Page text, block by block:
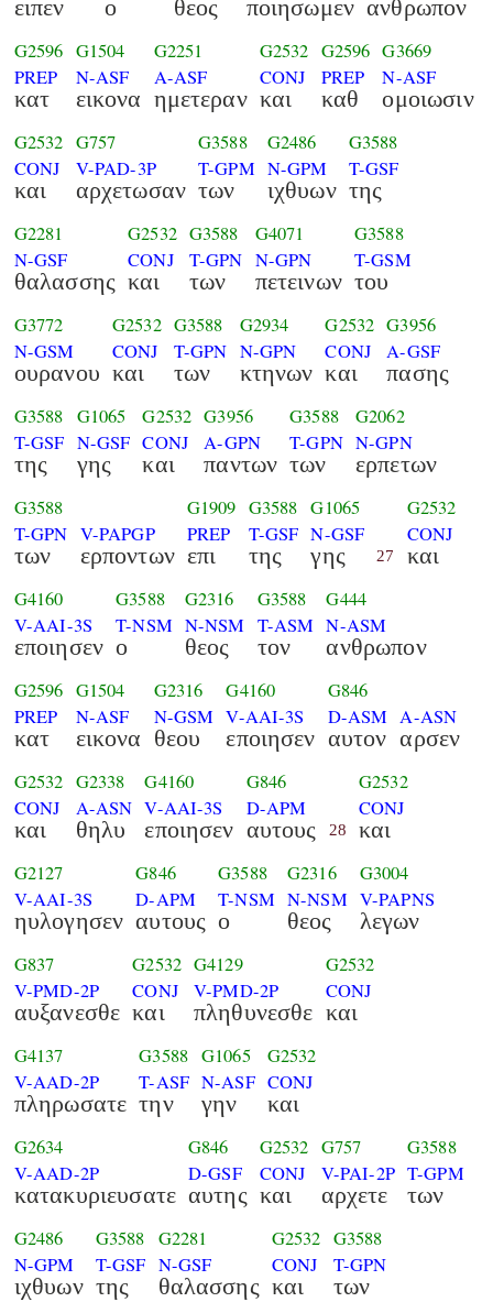
ειπεν ο θεος ποιησωμεν ανθρωπον
G2596
PREP
κατ
G1504
N-ASF
εικονα
G2251
A-ASF
ημετεραν
G2532
CONJ
και
G2596
PREP
καθ
G3669
N-ASF
ομοιωσιν
G2532
CONJ
και
G757
V-PAD-3P
αρχετωσαν
G3588
T-GPM
των
G2486
N-GPM
ιχθυων
G3588
T-GSF
της
G2281
N-GSF
θαλασσης
G2532
CONJ
και
G3588
T-GPN
των
G4071
N-GPN
πετεινων
G3588
T-GSM
του
G3772
N-GSM
ουρανου
G2532
CONJ
και
G3588
T-GPN
των
G2934
N-GPN
κτηνων
G2532
CONJ
και
G3956
A-GSF
πασης
G3588
T-GSF
της
G1065
N-GSF
γης
G2532
CONJ
και
G3956
A-GPN
παντων
G3588
T-GPN
των
G2062
N-GPN
ερπετων
G3588
T-GPN
των
V-PAPGP
ερποντων
G1909
PREP
επι
G3588
T-GSF
της
G1065
N-GSF
γης 27
G2532
CONJ
και
G4160
V-AAI-3S
εποιησεν
G3588
T-NSM
ο
G2316
N-NSM
θεος
G3588
T-ASM
τον
G444
N-ASM
ανθρωπον
G2596
PREP
κατ
G1504
N-ASF
εικονα
G2316
N-GSM
θεου
G4160
V-AAI-3S
εποιησεν
G846
D-ASM
αυτον
A-ASN
αρσεν
G2532
CONJ
και
G2338
A-ASN
θηλυ
G4160
V-AAI-3S
εποιησεν
G846
D-APM
αυτους 28
G2532
CONJ
και
G2127
V-AAI-3S
ηυλογησεν
G846
D-APM
αυτους
G3588
T-NSM
ο
G2316
N-NSM
θεος
G3004
V-PAPNS
λεγων
G837
V-PMD-2P
αυξανεσθε
G2532
CONJ
και
G4129
V-PMD-2P
πληθυνεσθε
G2532
CONJ
και
G4137
V-AAD-2P
πληρωσατε
G3588
T-ASF
την
G1065
N-ASF
γην
G2532
CONJ
και
G2634
V-AAD-2P
κατακυριευσατε
G846
D-GSF
αυτης
G2532
CONJ
και
G757
V-PAI-2P
αρχετε
G3588
T-GPM
των
G2486
N-GPM
ιχθυων
G3588
T-GSF
της
G2281
N-GSF
θαλασσης
G2532
CONJ
και
G3588
T-GPN
των